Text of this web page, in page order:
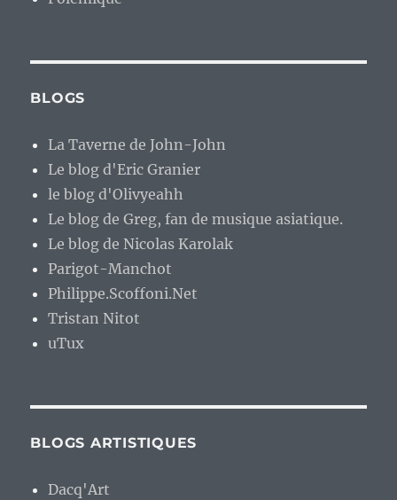
BLOGS
La Taverne de John-John
Le blog d'Eric Granier
le blog d'Olivyeahh
Le blog de Greg, fan de musique asiatique.
Le blog de Nicolas Karolak
Parigot-Manchot
Philippe.Scoffoni.Net
Tristan Nitot
uTux
BLOGS ARTISTIQUES
Dacq'Art